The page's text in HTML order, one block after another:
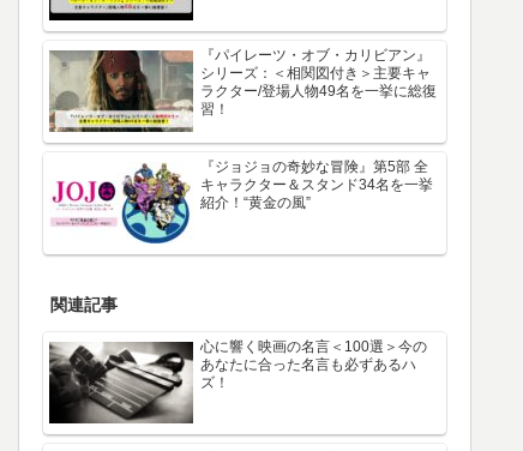
『パイレーツ・オブ・カリビアン』
シリーズ：＜相関図付き＞主要キャ
ラクター/登場人物49名を一挙に総復
習！
『ジョジョの奇妙な冒険』第5部 全
キャラクター＆スタンド34名を一挙
紹介！“黄金の風”
関連記事
心に響く映画の名言＜100選＞今の
あなたに合った名言も必ずあるハ
ズ！